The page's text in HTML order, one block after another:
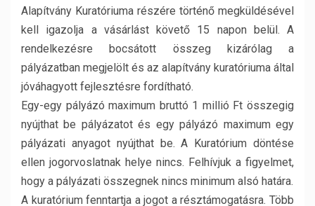
Alapítvány Kuratóriuma részére történő megküldésével
kell igazolja a vásárlást követő 15 napon belül. A
rendelkezésre bocsátott összeg kizárólag a
pályázatban megjelölt és az alapítvány kuratóriuma által
jóváhagyott fejlesztésre fordítható.
Egy-egy pályázó maximum bruttó 1 millió Ft összegig
nyújthat be pályázatot és egy pályázó maximum egy
pályázati anyagot nyújthat be. A Kuratórium döntése
ellen jogorvoslatnak helye nincs. Felhívjuk a figyelmet,
hogy a pályázati összegnek nincs minimum alsó határa.
A kuratórium fenntartja a jogot a résztámogatásra. Több